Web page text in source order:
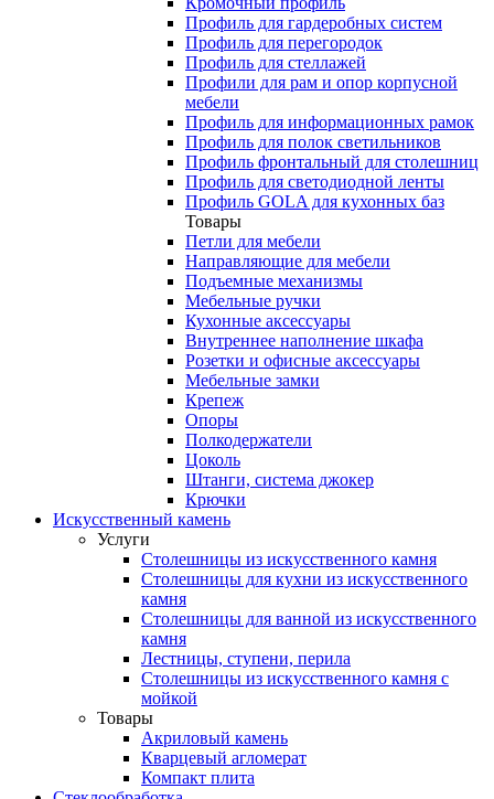
Профиль для гардеробных систем
Профиль для перегородок
Профиль для стеллажей
Профили для рам и опор корпусной
мебели
Профиль для информационных рамок
Профиль для полок светильников
Профиль фронтальный для столешниц
Профиль для светодиодной ленты
Профиль GOLA для кухонных баз
Товары
Петли для мебели
Направляющие для мебели
Подъемные механизмы
Мебельные ручки
Кухонные аксессуары
Внутреннее наполнение шкафа
Розетки и офисные аксессуары
Мебельные замки
Крепеж
Опоры
Полкодержатели
Цоколь
Штанги, система джокер
Крючки
Искусственный камень
Услуги
Столешницы из искусственного камня
Столешницы для кухни из искусственного
камня
Столешницы для ванной из искусственного
камня
Лестницы, ступени, перила
Столешницы из искусственного камня с
мойкой
Товары
Акриловый камень
Кварцевый агломерат
Компакт плита